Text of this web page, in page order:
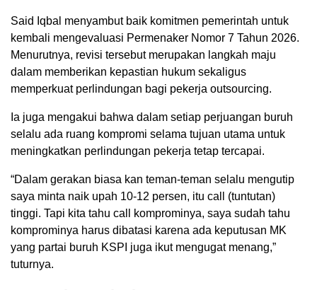
Said Iqbal menyambut baik komitmen pemerintah untuk
kembali mengevaluasi Permenaker Nomor 7 Tahun 2026.
Menurutnya, revisi tersebut merupakan langkah maju
dalam memberikan kepastian hukum sekaligus
memperkuat perlindungan bagi pekerja outsourcing.
Ia juga mengakui bahwa dalam setiap perjuangan buruh
selalu ada ruang kompromi selama tujuan utama untuk
meningkatkan perlindungan pekerja tetap tercapai.
“Dalam gerakan biasa kan teman-teman selalu mengutip
saya minta naik upah 10-12 persen, itu call (tuntutan)
tinggi. Tapi kita tahu call komprominya, saya sudah tahu
komprominya harus dibatasi karena ada keputusan MK
yang partai buruh KSPI juga ikut mengugat menang,”
tuturnya.